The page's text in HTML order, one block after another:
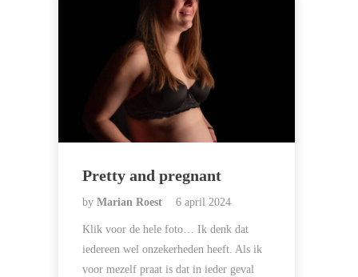
Pretty and pregnant
by Marian Roest 6 april 2024
Klik voor de hele foto… Ik denk dat
iedereen wel onzekerheden heeft. Als ik
voor mezelf praat is dat in ieder geval